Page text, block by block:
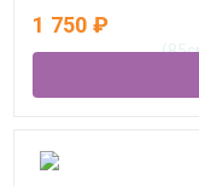
В наличии
1 750 ₽